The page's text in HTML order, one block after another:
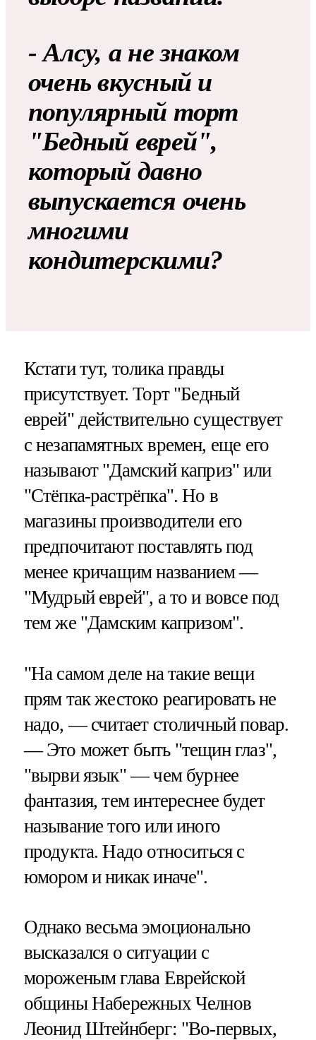
- Алсу, а не знаком
очень вкусный и
популярный торт
"Бедный еврей",
который давно
выпускается очень
многими
кондитерскими?
Кстати тут, толика правды
присутствует. Торт "Бедный
еврей" действительно существует
с незапамятных времен, еще его
называют "Дамский каприз" или
"Стёпка-растрёпка". Но в
магазины производители его
предпочитают поставлять под
менее кричащим названием —
"Мудрый еврей", а то и вовсе под
тем же "Дамским капризом".
"На самом деле на такие вещи
прям так жестоко реагировать не
надо, — считает столичный повар.
— Это может быть "тещин глаз",
"вырви язык" — чем бурнее
фантазия, тем интереснее будет
называние того или иного
продукта. Надо относиться с
юмором и никак иначе".
Однако весьма эмоционально
высказался о ситуации с
мороженым глава Еврейской
общины Набережных Челнов
Леонид Штейнберг: "Во-первых,